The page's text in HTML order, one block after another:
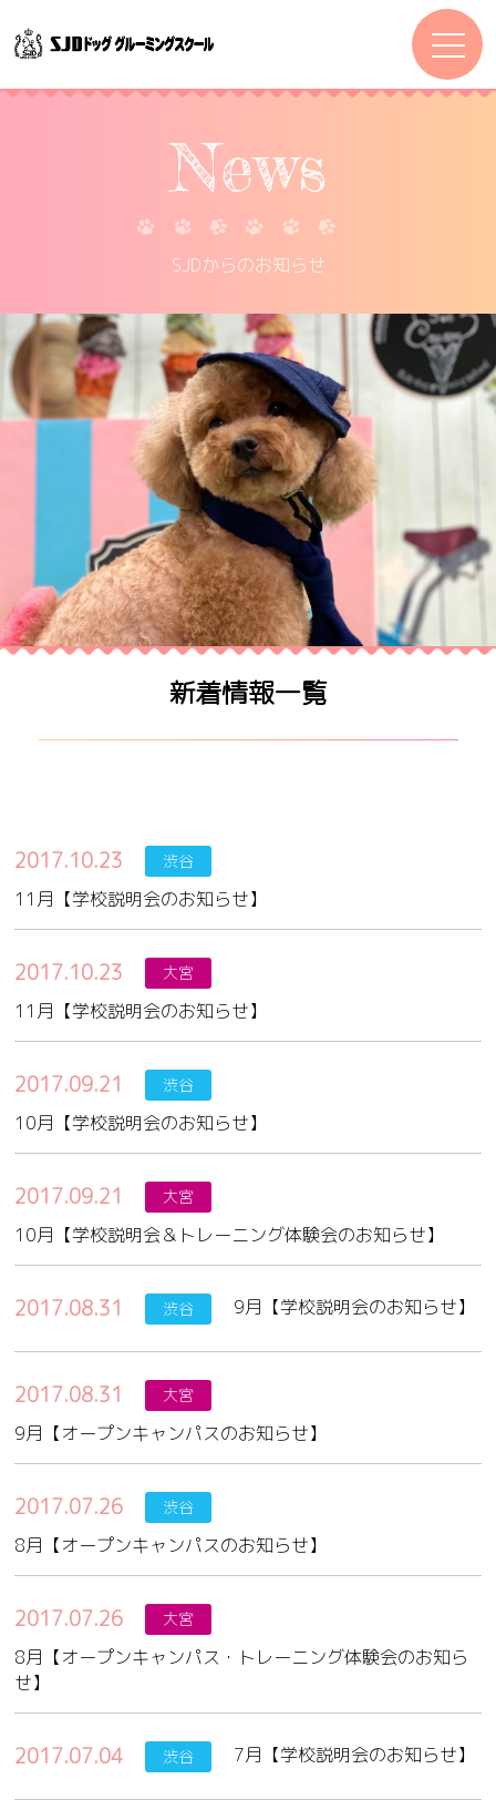
News
SJDからのお知らせ
新着情報一覧
2017.10.23 渋谷
11月【学校説明会のお知らせ】
2017.10.23 大宮
11月【学校説明会のお知らせ】
2017.09.21 渋谷
10月【学校説明会のお知らせ】
2017.09.21 大宮
10月【学校説明会＆トレーニング体験会のお知らせ】
2017.08.31 渋谷 9月【学校説明会のお知らせ】
2017.08.31 大宮
9月【オープンキャンパスのお知らせ】
2017.07.26 渋谷
8月【オープンキャンパスのお知らせ】
2017.07.26 大宮
8月【オープンキャンパス・トレーニング体験会のお知ら
せ】
2017.07.04 渋谷 7月【学校説明会のお知らせ】